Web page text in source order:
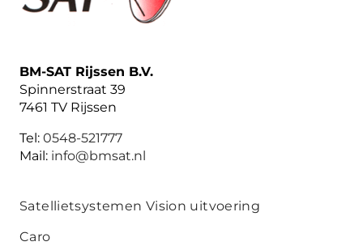
BM-SAT Rijssen B.V.
Spinnerstraat 39
7461 TV Rijssen
Tel: 0548-521777
Mail: info@bmsat.nl
Satellietsystemen Vision uitvoering
Caro